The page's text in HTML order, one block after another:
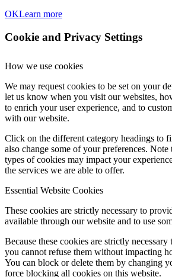
OKLearn more
Cookie and Privacy Settings
How we use cookies
We may request cookies to be set on your
let us know when you visit our websites,
to enrich your user experience, and to
with our website.
Click on the different category headings to
also change some of your preferences.
types of cookies may impact your
the services we are able to offer.
Essential Website Cookies
These cookies are strictly necessary to
available through our website and to use
Because these cookies are strictly
you cannot refuse them without impacting
You can block or delete them by changing
force blocking all cookies on this website.